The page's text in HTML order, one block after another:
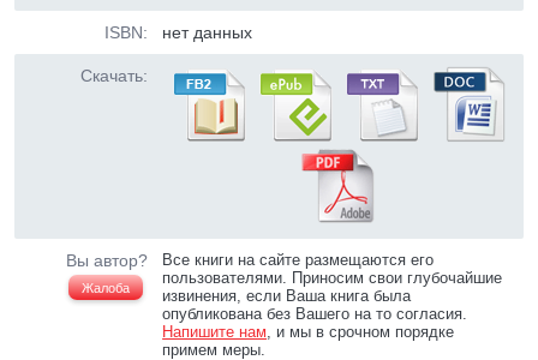
ISBN: нет данных
Скачать:
Вы автор?
Жалоба
Все книги на сайте размещаются его
пользователями. Приносим свои глубочайшие
извинения, если Ваша книга была
опубликована без Вашего на то согласия.
Напишите нам, и мы в срочном порядке
примем меры.